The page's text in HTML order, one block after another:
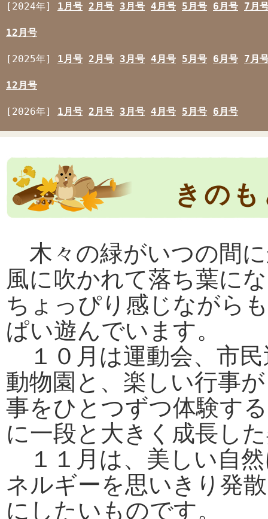
[2024年] 1月号 2月号 3月号 4月号 5月号 6月号 7月
12月号
[2025年] 1月号 2月号 3月号 4月号 5月号 6月号 7月
12月号
[2026年] 1月号 2月号 3月号 4月号 5月号 6月号
きの
木々の緑がいつの間
風に吹かれて落ち葉に
ちょっぴり感じながら
ぱい遊んでいます。
１０月は運動会、市
動物園と、楽しい行事
事をひとつずつ体験す
に一段と大きく成長し
１１月は、美しい自
ネルギーを思いきり発
にしたいものです。